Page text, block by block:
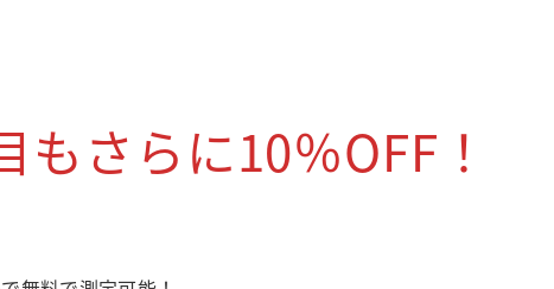
さらに10％OFF！